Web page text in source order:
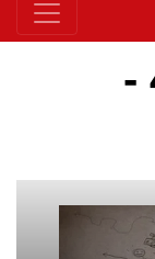
الطقس الصفحة 4 -